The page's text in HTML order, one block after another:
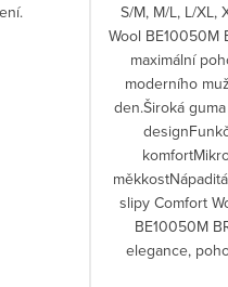
S/M, M/L, L/XL,
Wool BE10050M
maximální
moderního
den.Široká
slipy Comfort
BE10050M
elegance,